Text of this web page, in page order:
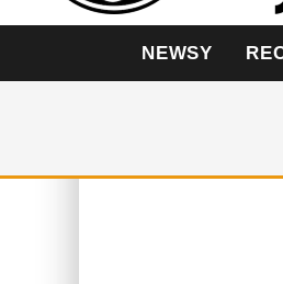
NEWSY